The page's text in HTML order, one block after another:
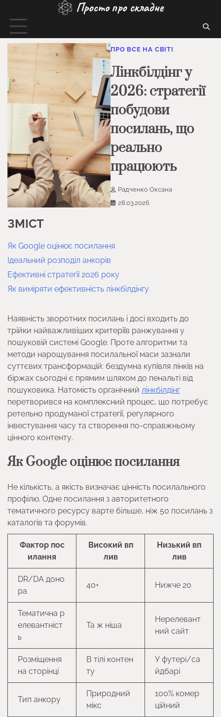
вмісту
Просто про складне
ПРО ВСЕ НА СВІТІ
Лінкбілдінг у
2026: стратегії
побудови
посилань, що
реально
працюють
Радченко Оксана
28.03.2026
ЗМІСТ
Як Google оцінює посилання
Ідеальний розподіл анкорів
Ефективні стратегії 2026 року
Як виміряти ефективність лінкбілдінгу
Наявність зворотних посилань і досі входить до
трійки найважливіших критеріїв ранжування у
пошуковій системі Google. Проте алгоритми та
методи нарощування посилальної маси зазнали
суттєвих трансформацій: бездумна купівля лінків на
біржах сьогодні є прямим шляхом до пенальті від
пошуковика. Натомість органічний лінкбілдінг
перетворився на комплексний процес, що потребує
ретельно продуманої стратегії, регулярного
інвестування часу та створення по-справжньому
цінного контенту.
Як Google оцінює посилання
Не кількість, а якість визначає цінність посилального
профілю. Одне посилання з авторитетного
тематичного ресурсу варте більше, ніж 50 посилань з
каталогів та форумів.
Фактор пос
илання
Високий вп
лив
Низький вп
лив
DR/DA доно
ра
40+ Нижче 20
Тематична р
елевантніст
ь
Та ж ніша
Нерелевант
ний сайт
Розміщення
на сторінці
В тілі контен
ту
У футері/са
йдбарі
Тип анкору
Природний
мікс
100% комер
ційний